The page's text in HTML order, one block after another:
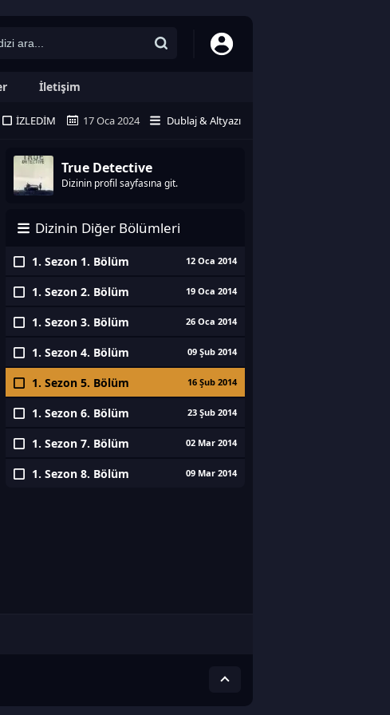
İletişim
İZLEDIM 17 Oca 2024 Dublaj & Altyazı
True Detective
Dizinin profil sayfasına git.
Dizinin Diğer Bölümleri
1. Sezon 1. Bölüm 12 Oca 2014
1. Sezon 2. Bölüm 19 Oca 2014
1. Sezon 3. Bölüm 26 Oca 2014
1. Sezon 4. Bölüm 09 Şub 2014
1. Sezon 5. Bölüm 16 Şub 2014
1. Sezon 6. Bölüm 23 Şub 2014
1. Sezon 7. Bölüm 02 Mar 2014
1. Sezon 8. Bölüm 09 Mar 2014